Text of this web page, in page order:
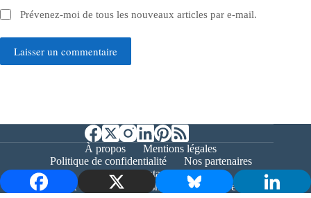
Prévenez-moi de tous les nouveaux articles par e-mail.
Laisser un commentaire
À propos
Mentions légales
Politique de confidentialité
Nos partenaires
Contact
Copyright © 2026 - Bernieshoot.fr Journal Web